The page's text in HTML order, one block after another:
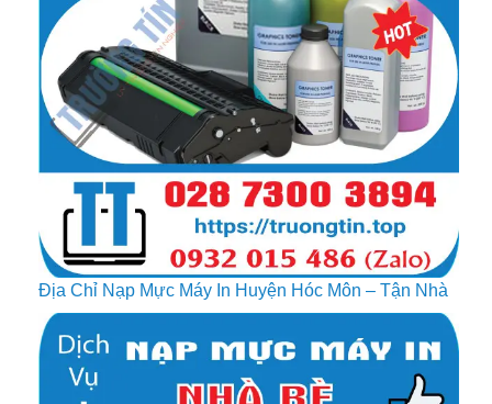
Địa Chỉ Nạp Mực Máy In Huyện Hóc Môn – Tận Nhà